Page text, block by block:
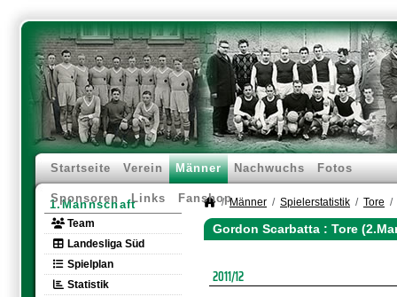
Startseite Verein Männer Nachwuchs Fotos
Sponsoren Links Fanshop
1.Mannschaft
Team
Landesliga Süd
Spielplan
Statistik
Männer Spielerstatistik Tore
Gordon Scarbatta : Tore
2011/12